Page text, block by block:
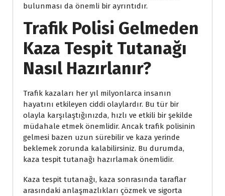
bulunması da önemli bir ayrıntıdır.
Trafik Polisi Gelmeden
Kaza Tespit Tutanağı
Nasıl Hazırlanır?
Trafik kazaları her yıl milyonlarca insanın
hayatını etkileyen ciddi olaylardır. Bu tür bir
olayla karşılaştığınızda, hızlı ve etkili bir şekilde
müdahale etmek önemlidir. Ancak trafik polisinin
gelmesi bazen uzun sürebilir ve kaza yerinde
beklemek zorunda kalabilirsiniz. Bu durumda,
kaza tespit tutanağı hazırlamak önemlidir.
Kaza tespit tutanağı, kaza sonrasında taraflar
arasındaki anlaşmazlıkları çözmek ve sigorta